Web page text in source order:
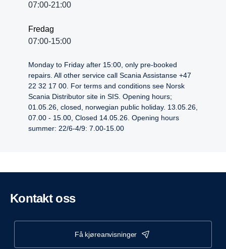
07:00-21:00
Fredag
07:00-15:00
Monday to Friday after 15:00, only pre-booked
repairs. All other service call Scania Assistanse +47
22 32 17 00. For terms and conditions see Norsk
Scania Distributor site in SIS. Opening hours;
01.05.26, closed, norwegian public holiday. 13.05.26,
07.00 - 15.00, Closed 14.05.26. Opening hours
summer: 22/6-4/9: 7.00-15.00
Kontakt oss
få kjøreanvisninger